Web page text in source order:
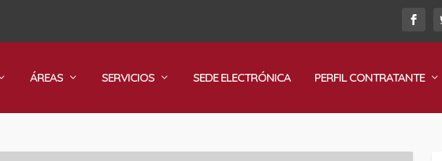
ÁREAS SERVICIOS SEDE ELECTRÓNICA PERFIL CONTRATANTE